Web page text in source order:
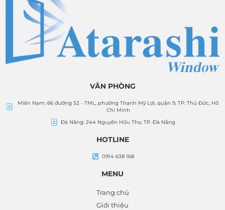
VĂN PHÒNG
Miền Nam: 66 đường 52 - TML, phường Thạnh Mỹ Lợi, quận 9, TP. Thủ Đức, Hồ
Chí Minh
Đà Nẵng: 244 Nguyễn Hữu Thọ, TP. Đà Nẵng
HOTLINE
0914 638 168
MENU
Trang chủ
Giới thiệu